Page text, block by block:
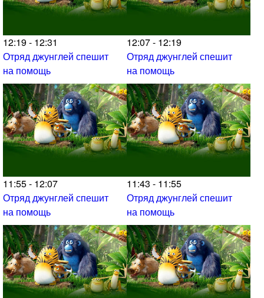
12:19 - 12:31
Отряд джунглей спешит
на помощь
12:07 - 12:19
Отряд джунглей спешит
на помощь
11:55 - 12:07
Отряд джунглей спешит
на помощь
11:43 - 11:55
Отряд джунглей спешит
на помощь